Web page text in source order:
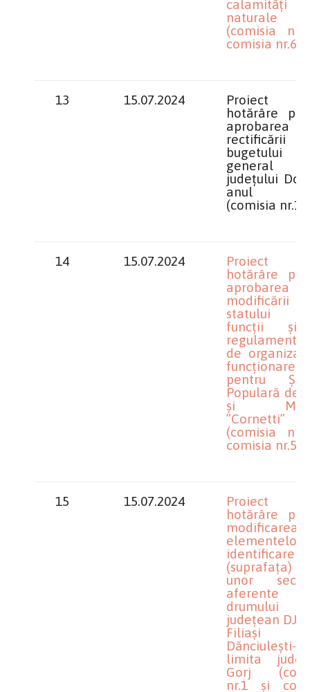
calamități
naturale
(comisia
comisia nr.6)
13 15.07.2024
Proiect
hotărâre
aprobarea
rectificării
bugetului
general
județului
anul
(comisia nr.1)
14 15.07.2024
Proiect
hotărâre
aprobarea
modificării
statului
funcții
de
funcționare
pentru
Populară de
și
”Cornetti”
(comisia
comisia nr.5)
15 15.07.2024
Proiect
hotărâre
modificarea
identificare
unor
aferente
drumului
județean DJ
Filiași
Dănciulești-
limita
Gorj
nr.1 și